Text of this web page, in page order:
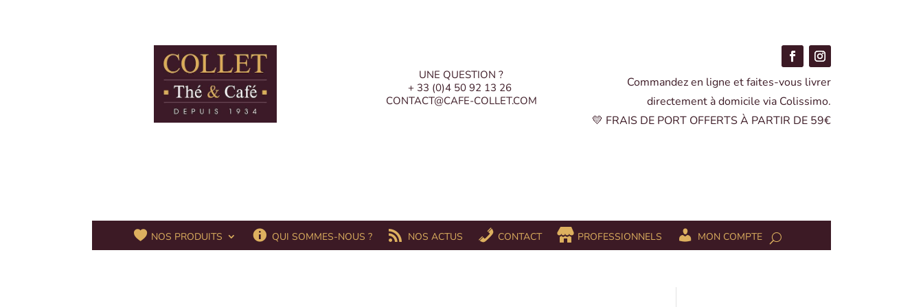
UNE QUESTION ?
+ 33 (0)4 50 92 13 26
CONTACT@CAFE-COLLET.COM
Commandez en ligne et faites-vous livrer
directement à domicile via Colissimo.
💛 FRAIS DE PORT OFFERTS À PARTIR DE 59€
NOS PRODUITS QUI SOMMES-NOUS ? NOS ACTUS CONTACT PROFESSIONNELS MON COMPTE